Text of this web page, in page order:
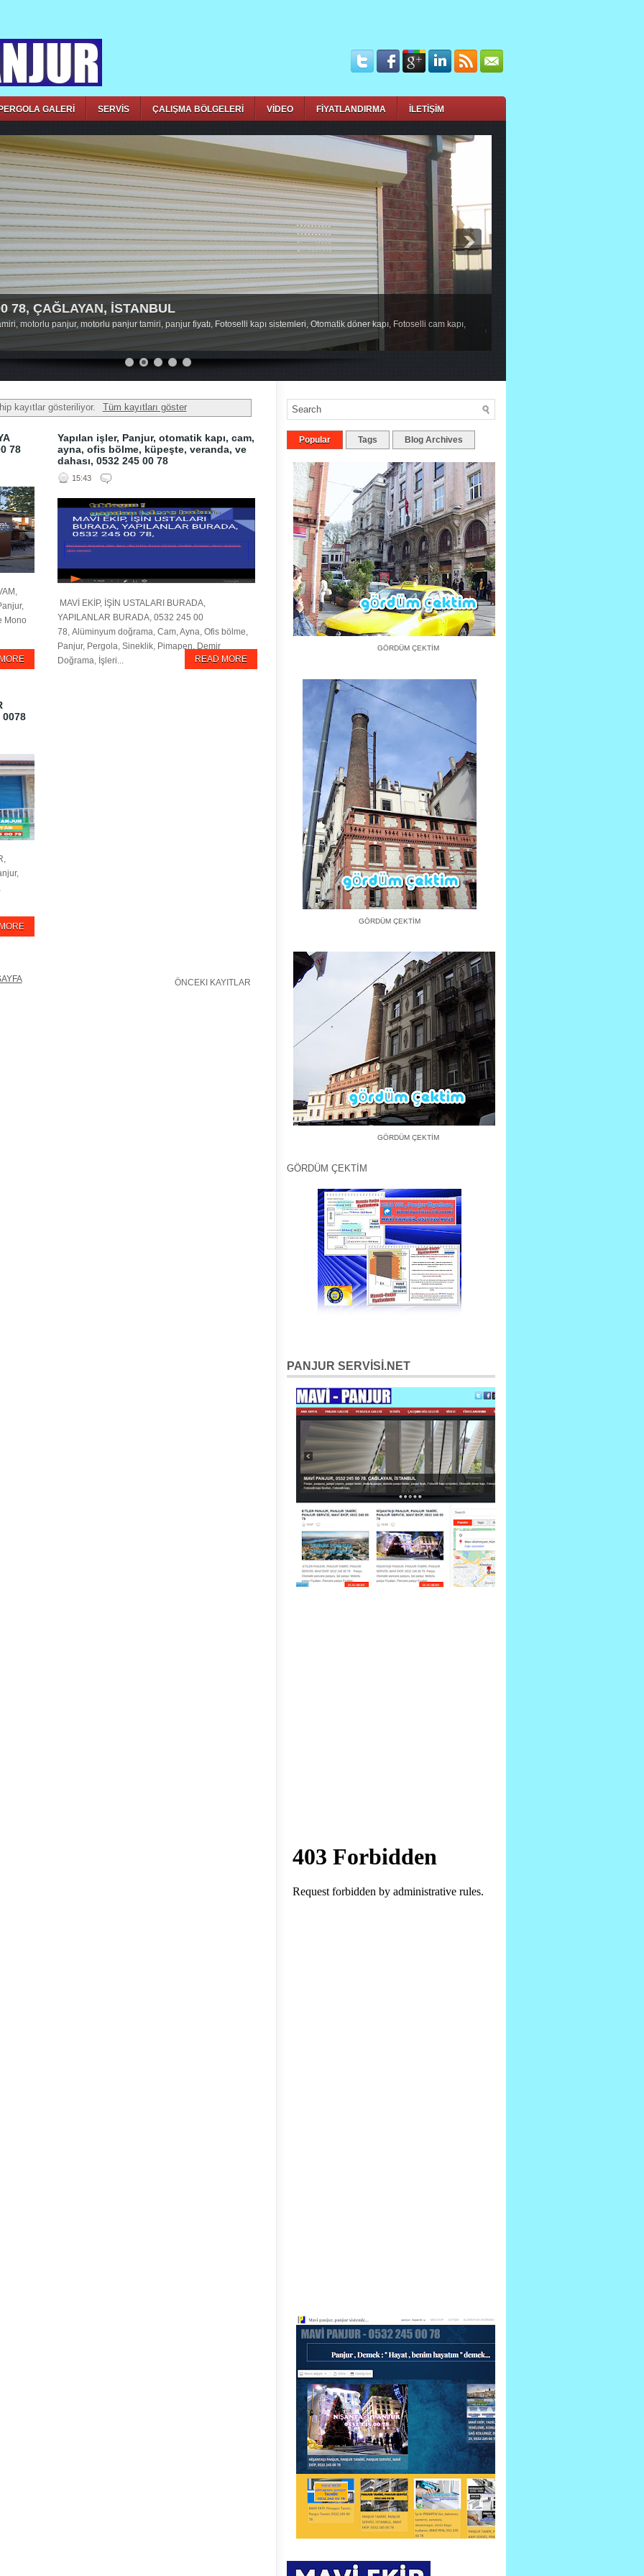
GALERİ SERVİS ÇALIŞMA BÖLGELERİ VİDEO FİYATLANDIRMA İLETİŞİM
78, ÇAĞLAYAN, İSTANBUL
motorlu panjur, motorlu panjur tamiri, panjur fiyatı, Fotoselli kapı sistemleri, Otomatik döner kapı, Fotoselli cam kapı,
kayıtlar gösteriliyor. Tüm kayıtları göster
78
Mono
Yapılan işler, Panjur, otomatik kapı, cam,
ayna, ofis bölme, küpeşte, veranda, ve
dahası, 0532 245 00 78
15:43
MAVİ EKİP, İŞİN USTALARI BURADA,
YAPILANLAR BURADA, 0532 245 00
78, Alüminyum doğrama, Cam, Ayna, Ofis bölme,
Panjur, Pergola, Sineklik, Pimapen, Demir
Doğrama, İşleri...
READ MORE
0078
ÖNCEKI KAYITLAR
Popular Tags Blog Archives
GÖRDÜM ÇEKTİM
GÖRDÜM ÇEKTİM
GÖRDÜM ÇEKTİM
GÖRDÜM ÇEKTİM
PANJUR SERVİSİ.NET